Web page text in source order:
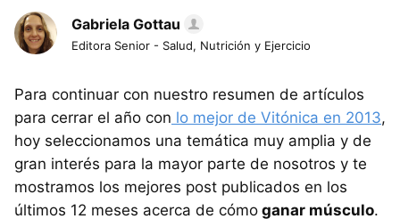
Gabriela Gottau
Editora Senior - Salud, Nutrición y Ejercicio
Para continuar con nuestro resumen de artículos
para cerrar el año con lo mejor de Vitónica en 2013,
hoy seleccionamos una temática muy amplia y de
gran interés para la mayor parte de nosotros y te
mostramos los mejores post publicados en los
últimos 12 meses acerca de cómo ganar músculo.